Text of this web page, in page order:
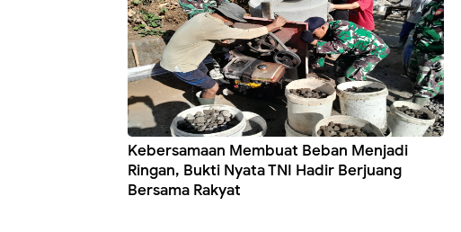
Kebersamaan Membuat Beban Menjadi
Ringan, Bukti Nyata TNI Hadir Berjuang
Bersama Rakyat